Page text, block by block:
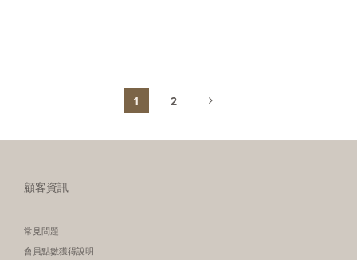
1 2
顧客資訊
常見問題
會員點數獲得說明